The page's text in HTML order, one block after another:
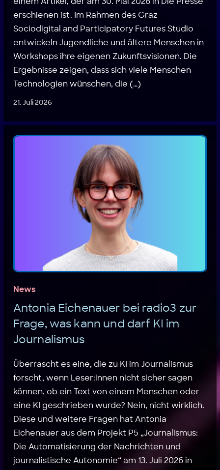
erschienen ist. Im Rahmen des Graz
Sociodigital and Participatory Futures Studio
entwickeln Jugendliche und ältere Menschen in
Workshops ihre eigenen Zukunftsvisionen. Die
Ergebnisse zeigen, dass sich viele Menschen
Technologien wünschen, die (…)
21. Juli 2026
News
Antonia Eichenauer bei radio3 zur
Frage, was kann und darf KI im
Journalismus
Überrascht es eine, die zu KI im Journalismus
forscht, wenn Leser:innen nicht sicher sagen
können, ob ein Text von einem Menschen oder
eine KI geschrieben wurde? Nein, nicht wirklich.
Diese und weitere Fragen hat Antonia
Eichenauer aus dem Projekt P5 „Journalismus:
Die Automatisierung der Nachrichten und
journalistische Autonomie“ am 13. Juli 2026 in